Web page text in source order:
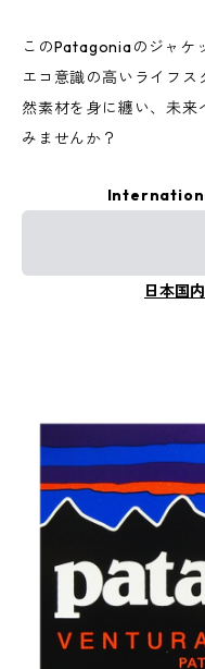
このPatagoniaのジャケ
エコ意識の高いライフ
然素材を身に纏い、未来
みませんか？
日本国